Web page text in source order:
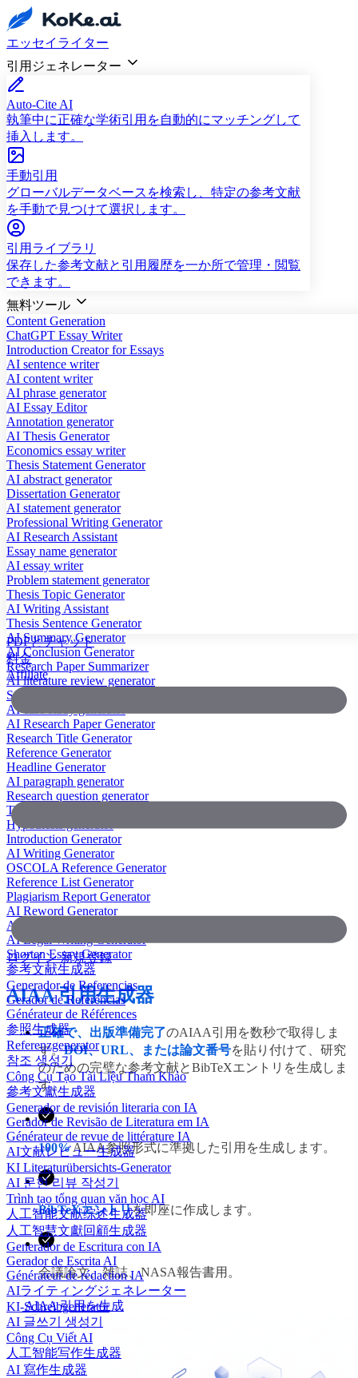
エッセイライター
引用ジェネレーター
Auto-Cite AI
執筆中に正確な学術引用を自動的にマッチングして
挿入します。
手動引用
グローバルデータベースを検索し、特定の参考文献
を手動で見つけて選択します。
引用ライブラリ
保存した参考文献と引用履歴を一か所で管理・閲覧
できます。
無料ツール
Content Generation
ChatGPT Essay Writer
Introduction Creator for Essays
AI sentence writer
AI content writer
AI phrase generator
AI Essay Editor
Annotation generator
AI Thesis Generator
Economics essay writer
Thesis Statement Generator
AI abstract generator
Dissertation Generator
AI statement generator
Professional Writing Generator
AI Research Assistant
Essay name generator
AI essay writer
Problem statement generator
Thesis Topic Generator
AI Writing Assistant
Thesis Sentence Generator
AI Summary Generator
AI Conclusion Generator
Research Paper Summarizer
AI literature review generator
Scientific Paper Summarizer
AI case study generator
AI Research Paper Generator
Research Title Generator
Reference Generator
Headline Generator
AI paragraph generator
Research question generator
Thesis paragraph generator
Hypothesis generator
Introduction Generator
AI Writing Generator
OSCOLA Reference Generator
Reference List Generator
Plagiarism Report Generator
AI Reword Generator
AI Bullet Point Generator
AI Legal Writing Generator
Shorten Essay Generator
参考文献生成器
Generador de Referencias
Gerador de Referências
Générateur de Références
参照生成器
Referenzgenerator
참조 생성기
Công Cụ Tạo Tài Liệu Tham Khảo
參考文獻生成器
Generador de revisión literaria con IA
Gerador de Revisão de Literatura em IA
Générateur de revue de littérature IA
AI文献レビュー生成器
KI Literaturübersichts-Generator
AI 문헌 리뷰 작성기
Trình tạo tổng quan văn học AI
人工智能文献综述生成器
人工智慧文獻回顧生成器
Generador de Escritura con IA
Gerador de Escrita AI
Générateur de rédaction IA
AIライティングジェネレーター
KI-Schreibgenerator
AI 글쓰기 생성기
Công Cụ Viết AI
人工智能写作生成器
AI 寫作生成器
PDFとチャット
料金
Affiliate
ログイン新規登録
AIAA 引用生成器
正確で、出版準備完了のAIAA引用を数秒で取得しま
す。DOI、URL、または論文番号を貼り付けて、研究
のための完璧な参考文献とBibTeXエントリを生成しま
す。
100%AIAA参照形式に準拠した引用を生成します。
BibTeXエントリを即座に作成します。
会議論文、雑誌、NASA報告書用。
AIAA 引用を生成